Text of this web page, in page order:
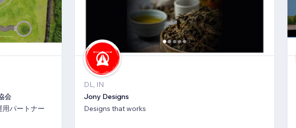
会
用パートナー
DL, IN
Jony Designs
Designs that works